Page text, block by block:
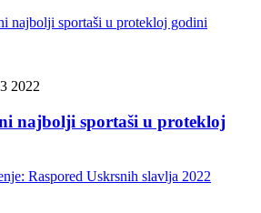
2022
najbolji sportaši u protekloj